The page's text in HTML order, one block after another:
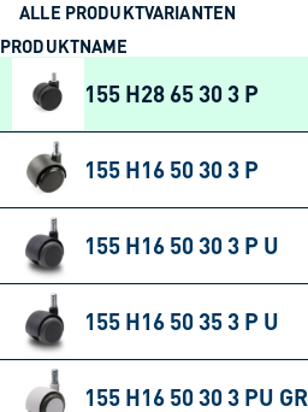
ALLE PRODUKTVARIANTEN
PRODUKTNAME
155 H28 65 30 3 P
155 H16 50 30 3 P
155 H16 50 30 3 P U
155 H16 50 35 3 P U
155 H16 50 30 3 PU GR